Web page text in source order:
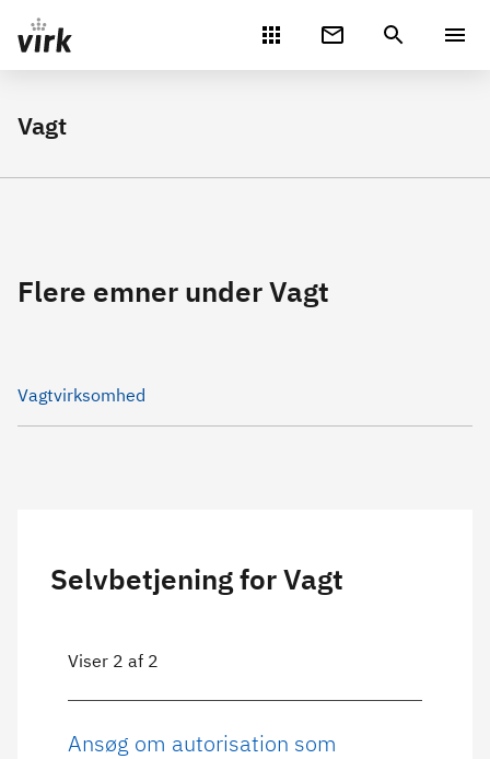
Gå direkte til indhold
Vagt
Flere emner under Vagt
Vagtvirksomhed
Selvbetjening for Vagt
Viser 2 af 2
Ansøg om autorisation som